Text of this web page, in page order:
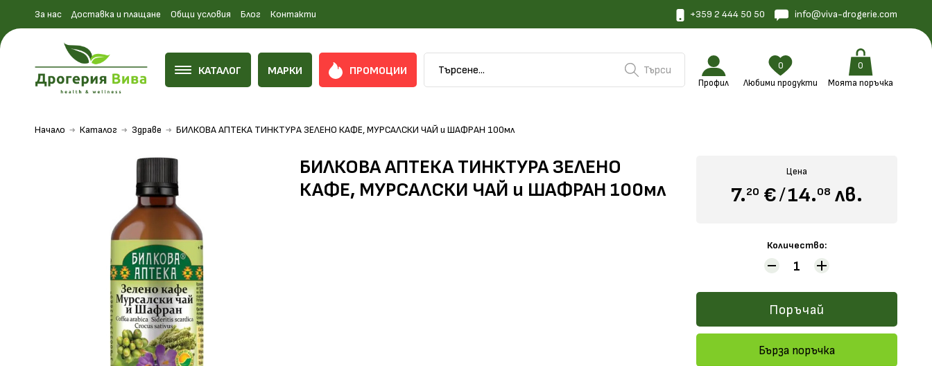
За нас Доставка и плащане Общи условия Блог Контакти +359 2 444 50 50 info@viva-drogerie.com
КАТАЛОГ МАРКИ ПРОМОЦИИ Търси
Профил Любими продукти
0
0
Моята поръчка
Начало Каталог Здраве БИЛКОВА АПТЕКА ТИНКТУРА ЗЕЛЕНО КАФЕ, МУРСАЛСКИ ЧАЙ и ШАФРАН 100мл
БИЛКОВА АПТЕКА ТИНКТУРА ЗЕЛЕНО
КАФЕ, МУРСАЛСКИ ЧАЙ и ШАФРАН 100мл
Научи повече
Цена
7.20 €/14.08 лв.
Количество:
Поръчай
Бърза поръчка